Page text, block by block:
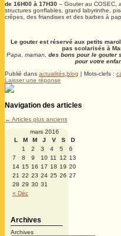
de 16H00 à 17H30 – Gouter au COSEC,
structures gonflables, grand labyrinthe,
crêpes, des friandises et des barbes à
Le gouter est réservé aux petits
pas scolarisés à
Papa, maman, des bons pour le gouter
pour votre
Publié dans actualités,blog | Mots-clefs :
Laisser une réponse
Navigation des articles
← Articles plus anciens
mars 2016
L
M M J V S D
« Déc
1 2 3 4 5
6
7
8 9 10 11 12 13
14 15 16 17 18 19 20
21 22 23 24 25 26 27
28 29 30 31
Archives
Archives